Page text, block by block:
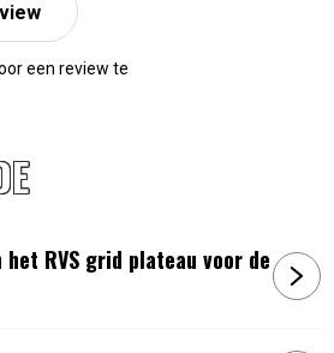
een review te
RVS grid plateau voor de